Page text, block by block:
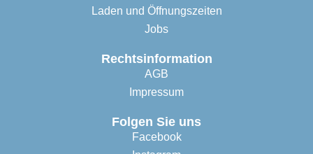
Laden und Öffnungszeiten
Jobs
Rechtsinformation
AGB
Impressum
Folgen Sie uns
Facebook